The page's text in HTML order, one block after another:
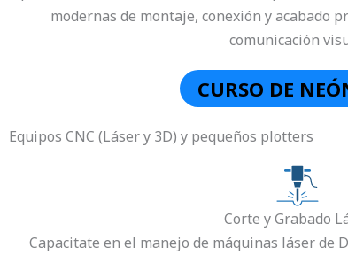
modernas de montaje, conexión y acabado
comunicación
CURSO DE
Equipos CNC (Láser y 3D) y pequeños plotters
Corte y Grabado
Capacitate en el manejo de máquinas láser de